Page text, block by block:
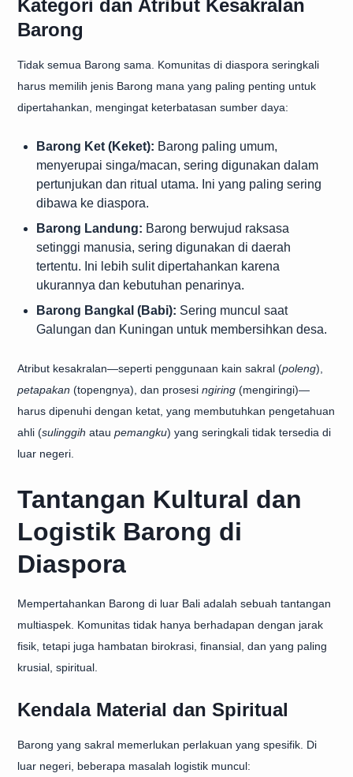
Kategori dan Atribut Kesakralan
Barong
Tidak semua Barong sama. Komunitas di diaspora seringkali
harus memilih jenis Barong mana yang paling penting untuk
dipertahankan, mengingat keterbatasan sumber daya:
Barong Ket (Keket): Barong paling umum,
menyerupai singa/macan, sering digunakan dalam
pertunjukan dan ritual utama. Ini yang paling sering
dibawa ke diaspora.
Barong Landung: Barong berwujud raksasa
setinggi manusia, sering digunakan di daerah
tertentu. Ini lebih sulit dipertahankan karena
ukurannya dan kebutuhan penarinya.
Barong Bangkal (Babi): Sering muncul saat
Galungan dan Kuningan untuk membersihkan desa.
Atribut kesakralan—seperti penggunaan kain sakral (poleng),
petapakan (topengnya), dan prosesi ngiring (mengiringi)—
harus dipenuhi dengan ketat, yang membutuhkan pengetahuan
ahli (sulinggih atau pemangku) yang seringkali tidak tersedia di
luar negeri.
Tantangan Kultural dan
Logistik Barong di
Diaspora
Mempertahankan Barong di luar Bali adalah sebuah tantangan
multiaspek. Komunitas tidak hanya berhadapan dengan jarak
fisik, tetapi juga hambatan birokrasi, finansial, dan yang paling
krusial, spiritual.
Kendala Material dan Spiritual
Barong yang sakral memerlukan perlakuan yang spesifik. Di
luar negeri, beberapa masalah logistik muncul: